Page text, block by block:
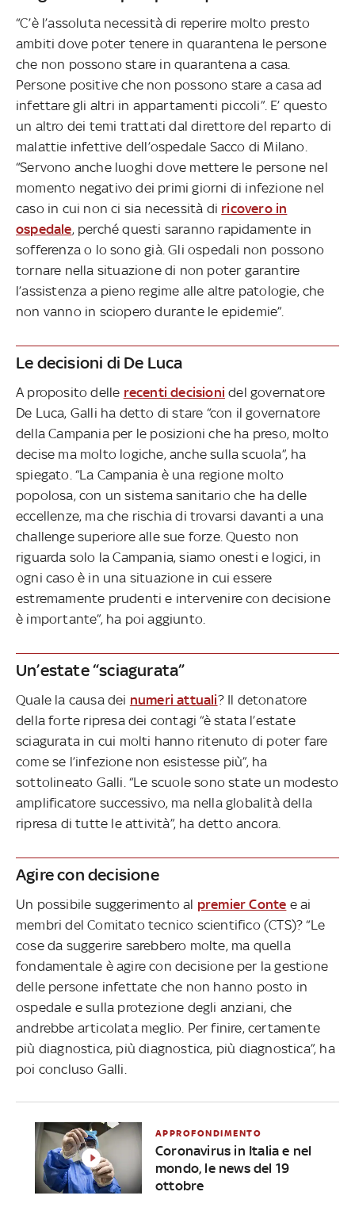
“C’è l’assoluta necessità di reperire molto presto
ambiti dove poter tenere in quarantena le persone
che non possono stare in quarantena a casa.
Persone positive che non possono stare a casa ad
infettare gli altri in appartamenti piccoli”. E’ questo
un altro dei temi trattati dal direttore del reparto di
malattie infettive dell’ospedale Sacco di Milano.
“Servono anche luoghi dove mettere le persone nel
momento negativo dei primi giorni di infezione nel
caso in cui non ci sia necessità di ricovero in
ospedale, perché questi saranno rapidamente in
sofferenza o lo sono già. Gli ospedali non possono
tornare nella situazione di non poter garantire
l’assistenza a pieno regime alle altre patologie, che
non vanno in sciopero durante le epidemie”.
Le decisioni di De Luca
A proposito delle recenti decisioni del governatore
De Luca, Galli ha detto di stare “con il governatore
della Campania per le posizioni che ha preso, molto
decise ma molto logiche, anche sulla scuola”, ha
spiegato. “La Campania è una regione molto
popolosa, con un sistema sanitario che ha delle
eccellenze, ma che rischia di trovarsi davanti a una
challenge superiore alle sue forze. Questo non
riguarda solo la Campania, siamo onesti e logici, in
ogni caso è in una situazione in cui essere
estremamente prudenti e intervenire con decisione
è importante”, ha poi aggiunto.
Un’estate “sciagurata”
Quale la causa dei numeri attuali? Il detonatore
della forte ripresa dei contagi “è stata l’estate
sciagurata in cui molti hanno ritenuto di poter fare
come se l’infezione non esistesse più”, ha
sottolineato Galli. “Le scuole sono state un modesto
amplificatore successivo, ma nella globalità della
ripresa di tutte le attività”, ha detto ancora.
Agire con decisione
Un possibile suggerimento al premier Conte e ai
membri del Comitato tecnico scientifico (CTS)? “Le
cose da suggerire sarebbero molte, ma quella
fondamentale è agire con decisione per la gestione
delle persone infettate che non hanno posto in
ospedale e sulla protezione degli anziani, che
andrebbe articolata meglio. Per finire, certamente
più diagnostica, più diagnostica, più diagnostica”, ha
poi concluso Galli.
APPROFONDIMENTO
Coronavirus in Italia e nel
mondo, le news del 19
ottobre